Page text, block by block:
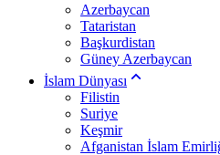
Azerbaycan
Tataristan
Başkurdistan
Güney Azerbaycan
İslam Dünyası
Filistin
Suriye
Keşmir
Afganistan İslam